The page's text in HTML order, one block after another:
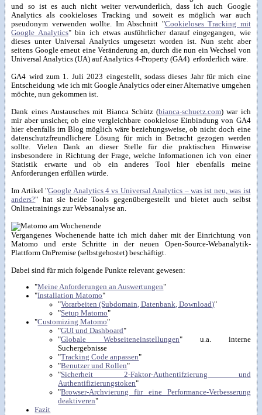
und so ist es auch nicht weiter verwunderlich, dass ich auch Google
Analytics als cookieloses Tracking und soweit es möglich war auch
pseudonym verwenden wollte. Im Abschnitt "Cookieloses Tracking mit
Google Analytics" bin ich etwas ausführlicher darauf eingegangen, wie
dieses unter Universal Analytics umgesetzt worden ist. Nun steht aber
seitens Google erneut eine Veränderung an, durch die nun ein Wechsel von
Universal Analytics (UA) auf Analytics 4-Property (GA4) erforderlich wäre.
GA4 wird zum 1. Juli 2023 eingestellt, sodass dieses Jahr für mich eine
Entscheidung wie ich mit Google Analytics oder einer Alternative umgehen
möchte, nun gekommen ist.
Dank eines Austausches mit Bianca Schütz (bianca-schuetz.com) war ich
mir aber unsicher, ob eine vergleichbare cookielose Einbindung von GA4
hier ebenfalls im Blog möglich wäre beziehungsweise, ob nicht doch eine
datenschutzfreundlichere Lösung für mich in Betracht gezogen werden
sollte. Vielen Dank an dieser Stelle für die praktischen Hinweise
insbesondere in Richtung der Frage, welche Informationen ich von einer
Statistik erwarte und ob ein anderes Tool hier ebenfalls meine
Anforderungen erfüllen würde.
Im Artikel "Google Analytics 4 vs Universal Analytics – was ist neu, was ist
anders?" hat sie beide Tools gegenübergestellt und bietet auch selbst
Onlinetrainings zur Websanalyse an.
Vergangenes Wochenende hatte ich mich daher mit der Einrichtung von
Matomo und erste Schritte in der neuen Open-Source-Webanalytik-
Plattform OnPremise (selbstgehostet) beschäftigt.
Dabei sind für mich folgende Punkte relevant gewesen:
"Meine Anforderungen an Auswertungen"
"Installation Matomo"
"Vorarbeiten (Subdomain, Datenbank, Download)"
"Setup Matomo"
"Customizing Matomo"
"GUI und Dashboard"
"Globale Webseiteneinstellungen" u.a. interne
Suchergebnisse
"Tracking Code anpassen"
"Benutzer und Rollen"
"Sicherheit 2-Faktor-Authentifzierung und
Authentifizierungstoken"
"Browser-Archvierung für eine Performance-Verbesserung
deaktiveren"
Fazit